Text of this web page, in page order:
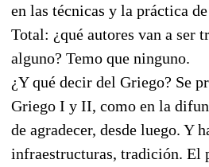
en las técnicas y la práctica
Total: ¿qué autores van a ser
alguno? Temo que ninguno.
¿Y qué decir del Griego? Se
Griego I y II, como en la
de agradecer, desde luego. Y
infraestructuras, tradición. El